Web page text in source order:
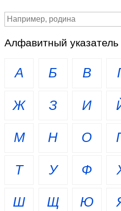
Алфавитный указатель
А Б В
Ж З И
М Н О
Т У Ф
Ш Щ Ю